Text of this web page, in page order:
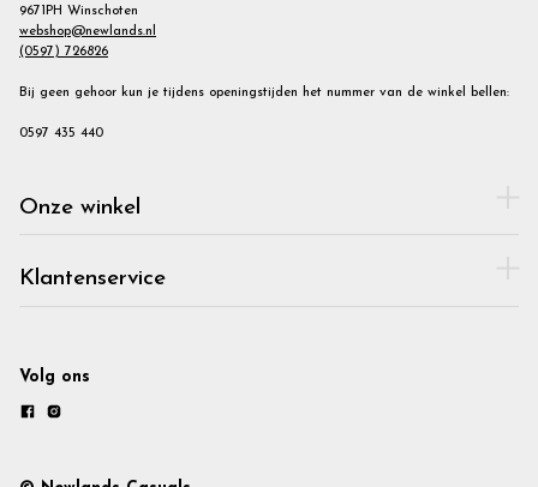
9671PH Winschoten
webshop@newlands.nl
(0597) 726826
Bij geen gehoor kun je tijdens openingstijden het nummer van de winkel bellen:
0597 435 440
Onze winkel
Klantenservice
Volg ons